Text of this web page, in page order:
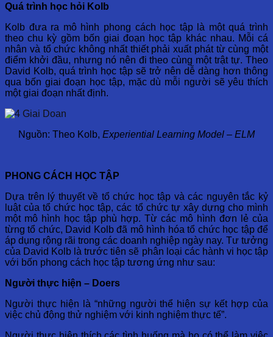
Quá trình học hỏi Kolb
Kolb đưa ra mô hình phong cách học tập là một quá trình
theo chu kỳ gồm bốn giai đoạn học tập khác nhau. Mỗi cá
nhân và tổ chức không nhất thiết phải xuất phát từ cùng một
điểm khởi đầu, nhưng nó nên đi theo cùng một trật tự. Theo
David Kolb, quá trình học tập sẽ trở nên dễ dàng hơn thông
qua bốn giai đoạn học tập, mặc dù mỗi người sẽ yêu thích
một giai đoạn nhất định.
Nguồn: Theo Kolb, Experiential Learning Model – ELM
PHONG CÁCH HỌC TẬP
Dựa trên lý thuyết về tổ chức học tập và các nguyên tắc kỷ
luật của tổ chức học tập, các tổ chức tự xây dựng cho mình
một mô hình học tập phù hợp. Từ các mô hình đơn lẻ của
từng tổ chức, David Kolb đã mô hình hóa tổ chức học tập để
áp dụng rộng rãi trong các doanh nghiệp ngày nay. Tư tưởng
của David Kolb là trước tiên sẽ phân loại các hành vi học tập
với bốn phong cách học tập tương ứng như sau:
Người thực hiện – Doers
Người thực hiện là “những người thể hiện sự kết hợp của
việc chủ động thử nghiệm với kinh nghiệm thực tế”.